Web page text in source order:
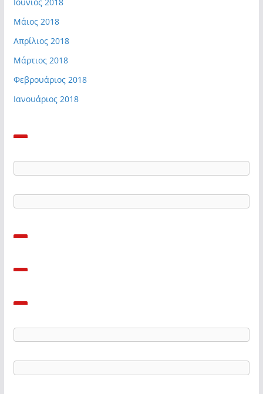
Μάιος 2018
Απρίλιος 2018
Μάρτιος 2018
Φεβρουάριος 2018
Ιανουάριος 2018